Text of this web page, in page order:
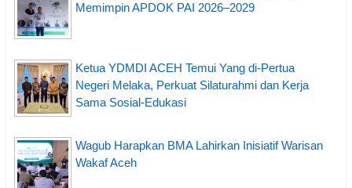
Memimpin APDOK PAI 2026–2029
Ketua YDMDI ACEH Temui Yang di-Pertua
Negeri Melaka, Perkuat Silaturahmi dan Kerja
Sama Sosial-Edukasi
Wagub Harapkan BMA Lahirkan Inisiatif Warisan
Wakaf Aceh